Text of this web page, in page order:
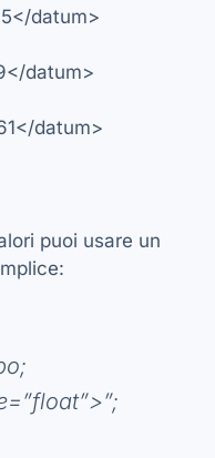
datum>
datum>
datum>
puoi usare un